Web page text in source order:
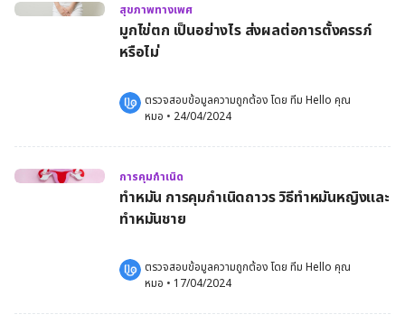
สุขภาพทางเพศ
มูกไข่ตก เป็นอย่างไร ส่งผลต่อการตั้งครรภ์
หรือไม่
ตรวจสอบข้อมูลความถูกต้อง โดย ทีม Hello คุณ
หมอ • 24/04/2024
การคุมกำเนิด
ทำหมัน การคุมกำเนิดถาวร วิธีทำหมันหญิงและ
ทำหมันชาย
ตรวจสอบข้อมูลความถูกต้อง โดย ทีม Hello คุณ
หมอ • 17/04/2024